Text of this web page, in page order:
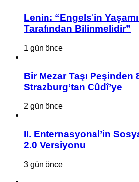
Lenin: “Engels’in
Tarafından Bilinmelidir”
1 gün önce
Bir Mezar Taşı Peşinden
Strazburg’tan Cûdî’ye
2 gün önce
II. Enternasyonal’in
2.0 Versiyonu
3 gün önce